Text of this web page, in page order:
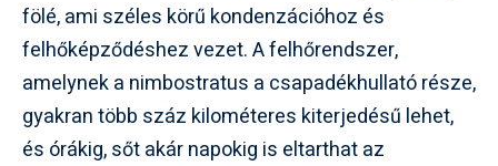
fölé, ami széles körű kondenzációhoz és
felhőképződéshez vezet. A felhőrendszer,
amelynek a nimbostratus a csapadékhullató része,
gyakran több száz kilométeres kiterjedésű lehet,
és órákig, sőt akár napokig is eltarthat az